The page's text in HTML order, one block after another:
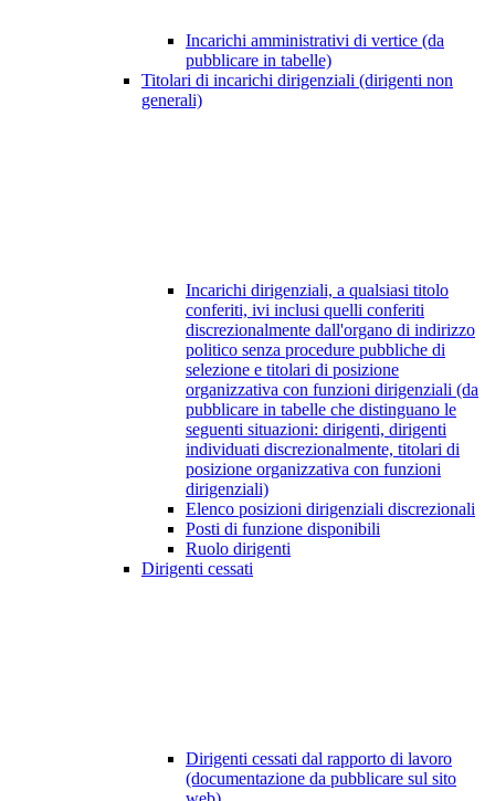
Incarichi amministrativi di vertice (da
pubblicare in tabelle)
Titolari di incarichi dirigenziali (dirigenti non
generali)
Incarichi dirigenziali, a qualsiasi titolo
conferiti, ivi inclusi quelli conferiti
discrezionalmente dall'organo di indirizzo
politico senza procedure pubbliche di
selezione e titolari di posizione
organizzativa con funzioni dirigenziali (da
pubblicare in tabelle che distinguano le
seguenti situazioni: dirigenti, dirigenti
individuati discrezionalmente, titolari di
posizione organizzativa con funzioni
dirigenziali)
Elenco posizioni dirigenziali discrezionali
Posti di funzione disponibili
Ruolo dirigenti
Dirigenti cessati
Dirigenti cessati dal rapporto di lavoro
(documentazione da pubblicare sul sito